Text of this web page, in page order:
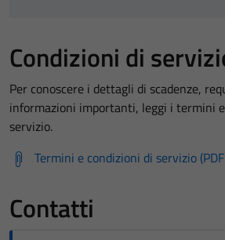
Condizioni di
Per conoscere i dettagli di scadenze,
informazioni importanti, leggi i termini
servizio.
Termini e condizioni di servizio
Contatti